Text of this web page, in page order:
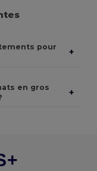
pour
+
en gros
+